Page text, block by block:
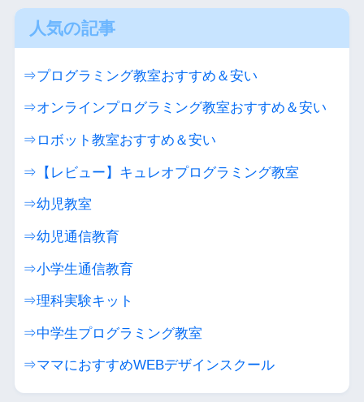
人気の記事
⇒プログラミング教室おすすめ＆安い
⇒オンラインプログラミング教室おすすめ＆安い
⇒ロボット教室おすすめ＆安い
⇒【レビュー】キュレオプログラミング教室
⇒幼児教室
⇒幼児通信教育
⇒小学生通信教育
⇒理科実験キット
⇒中学生プログラミング教室
⇒ママにおすすめWEBデザインスクール